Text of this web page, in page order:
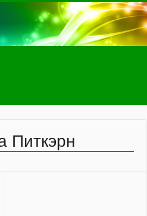
Питкэрн